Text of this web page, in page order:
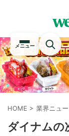
メニュー
HOME > 業界ニュー
ダイナムの